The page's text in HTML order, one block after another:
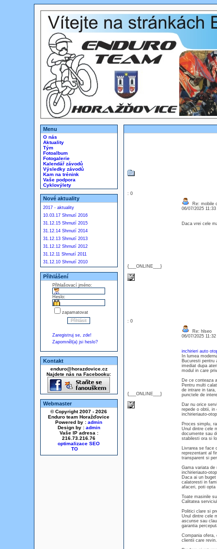
Menu
O nás
Aktuality
Tým
Fotoalbum
Fotogalerie
Kalendář závodů
Výsledky závodů
Kam na trénink
Vaše podpora
Cyklovýlety
Nové aktuality
2017 - aktuality
10.03.17 Shrnutí 2016
31.12.15 Shrnutí 2015
31.12.14 Shrnutí 2014
31.12.13 Shrnutí 2013
31.12.12 Shrnutí 2012
31.12.11 Shrnutí 2011
31.12.10 Shrnutí 2010
Přihlášení
Přihlašovací jméno:
Heslo:
zapamatovat
Zaregistruj se, zde!
Zapomněl(a) jsi heslo?
Kontakt
enduro@horazdovice.cz
Najdete nás na Facebooku:
Webmaster
© Copyright 2007 - 2026
Enduro team Horažďovice
Powered by : admin
Design by : admin
Vaše IP adresa :
216.73.216.76
optimalizace SEO
: 0
{___ONLINE___}
Re: mobile
06/07/2025
Daca vrei cele
: 0
{___ONLINE___}
Re: hlseo
06/07/2025
inchirieri auto
In lumea
Bucuresti pentru
imediat dupa
modul in care
De ce conteaza
Pentru multi
de intrare in
punctele de
Dar nu orice
repede o obtii,
inchirieriauto-
Proces simplu,
Unul dintre cele
documente sau
stabilesti ora si
Livrarea se face
reprezentant al
transparent si
Gama variata de
inchirieriauto-
Daca ai un
calatoresti in
afaceri, poti opta
Toate masinile
Calitatea
Politici clare si
Unul dintre cele
ascunse sau
garantia
Compania ofera,
clientii care